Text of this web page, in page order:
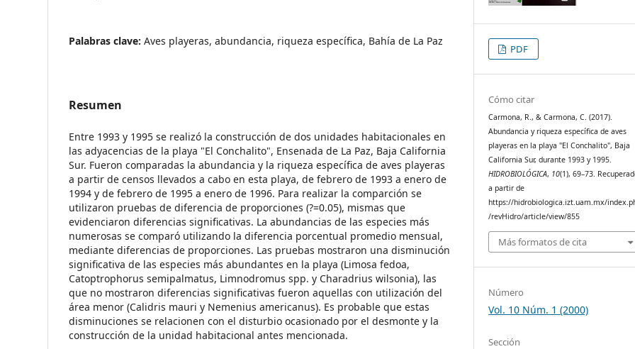
Palabras clave:Aves playeras, abundancia, riqueza específica, Bahía de La Paz
Resumen
Entre 1993 y 1995 se realizó la construcción de dos unidades habitacionales en
las adyacencias de la playa "El Conchalito", Ensenada de La Paz, Baja California
Sur. Fueron comparadas la abundancia y la riqueza específica de aves playeras
a partir de censos llevados a cabo en esta playa, de febrero de 1993 a enero de
1994 y de febrero de 1995 a enero de 1996. Para realizar la comparción se
utilizaron pruebas de diferencia de proporciones (?=0.05), mismas que
evidenciaron diferencias significativas. La abundancias de las especies más
numerosas se comparó utilizando la diferencia porcentual promedio mensual,
mediante diferencias de proporciones. Las pruebas mostraron una disminución
significativa de las especies más abundantes en la playa (Limosa fedoa,
Catoptrophorus semipalmatus, Limnodromus spp. y Charadrius wilsonia), las
que no mostraron diferencias significativas fueron aquellas con utilización del
área menor (Calidris mauri y Nemenius americanus). Es probable que estas
disminuciones se relacionen con el disturbio ocasionado por el desmonte y la
construcción de la unidad habitacional antes mencionada.
PDF
Cómo citar
Carmona, R., & Carmona, C. (2017).
Abundancia y riqueza específica de aves
playeras en la playa "El Conchalito", Baja
California Sur, durante 1993 y 1995.
HIDROBIOLÓGICA, 10(1), 69–73.
a partir de
https://hidrobiologica.izt.uam.mx/
/revHidro/article/view/855
Más formatos de cita
Número
Vol. 10 Núm. 1 (2000)
Sección